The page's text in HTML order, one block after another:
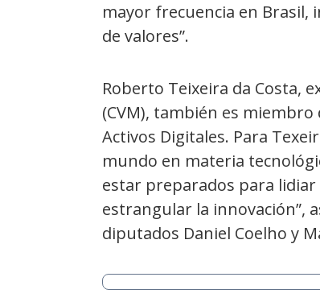
mayor frecuencia en
de valores”.
Roberto Teixeira da Costa,
(CVM), también es
Activos Digitales. Para
mundo en materia
estar preparados para lidiar
estrangular la innovación”,
diputados Daniel Coelho y